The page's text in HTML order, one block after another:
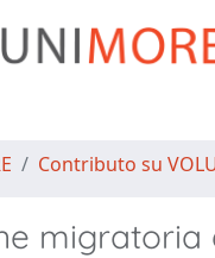
Contributo su
migratoria